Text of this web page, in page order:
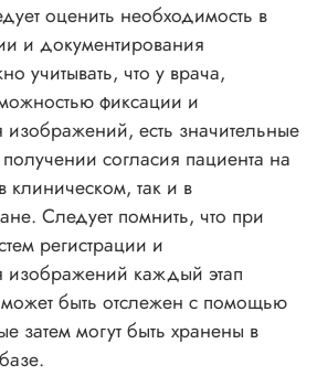
оценить необходимость в
и документирования
учитывать, что у врача,
фиксации и
есть значительные
согласия пациента на
клиническом, так и в
Следует помнить, что при
регистрации и
изображений каждый этап
быть отслежен с помощью
затем могут быть хранены в